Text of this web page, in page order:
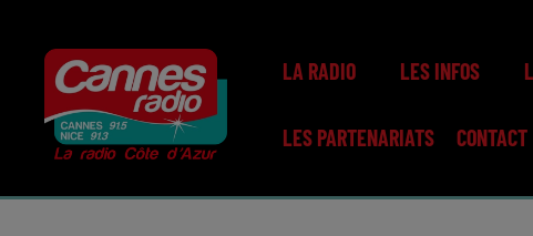
LA RADIO LES INFOS
LES PARTENARIATS CONTACT